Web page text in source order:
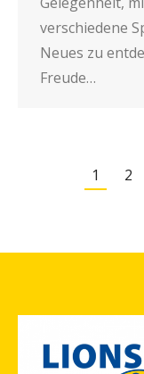
verschiedene
Neues zu
Freude…
1 2